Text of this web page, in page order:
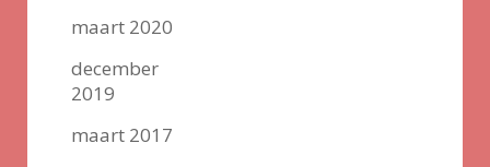
maart 2020
december
2019
maart 2017